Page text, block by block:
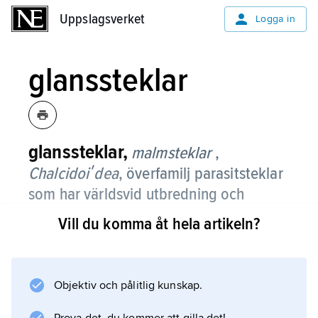
Uppslagsverket Logga in
glanssteklar
glanssteklar, malmsteklar ,
Chalcidoiʹdea, överfamilj parasitsteklar
som har världsvid utbredning och
omfattar ca 19 000 kända arter, varav ca
1 700 i Sverige.
mm långa, i undantagsfall ända upp till 30
Vill du komma åt hela artikeln?
Objektiv och pålitlig kunskap.